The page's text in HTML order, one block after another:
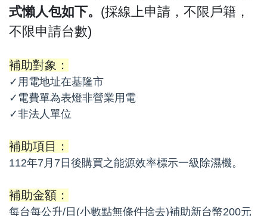
式懶人包如下。 (採線上申請，不限戶籍，
不限申請台數)
補助對象：
✓用電地址在基隆市
✓電費單為表燈非營業用電
✓非法人單位
補助項目：
112年7月7日後購買之能源效率標示一級除濕機。
補助金額：
每台每公升/日(小數點無條件捨去)補助新台幣200元